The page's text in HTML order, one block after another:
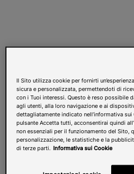
Il Sito utilizza cookie per fornirti
sicura e personalizzata, permettendoti di
con i Tuoi interessi. Questo è reso possibile
agli utenti, alla loro navigazione e ai
dettagliatamente indicato nell’informativa
pulsante Accetta tutti, acconsentirai quindi
non essenziali per il funzionamento del Sito,
personalizzazione, le statistiche e la
di terze parti. Informativa sui Cookie